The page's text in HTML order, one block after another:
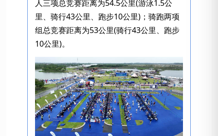
人三项总竞赛距离为54.5公里(游泳1.5公
里、骑行43公里、跑步10公里)；骑跑两项
组总竞赛距离为53公里(骑行43公里、跑步
10公里)。